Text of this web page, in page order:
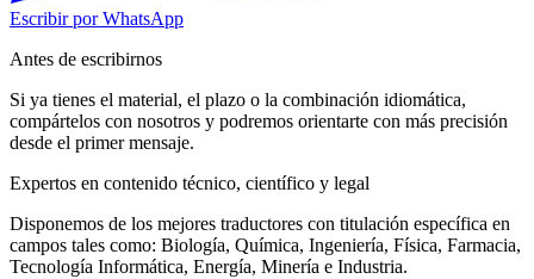
Escribir por WhatsApp
Antes de escribirnos
Si ya tienes el material, el plazo o la combinación idiomática,
compártelos con nosotros y podremos orientarte con más precisión
desde el primer mensaje.
Expertos en contenido técnico, científico y legal
Disponemos de los mejores traductores con titulación específica en
campos tales como: Biología, Química, Ingeniería, Física, Farmacia,
Tecnología Informática, Energía, Minería e Industria.